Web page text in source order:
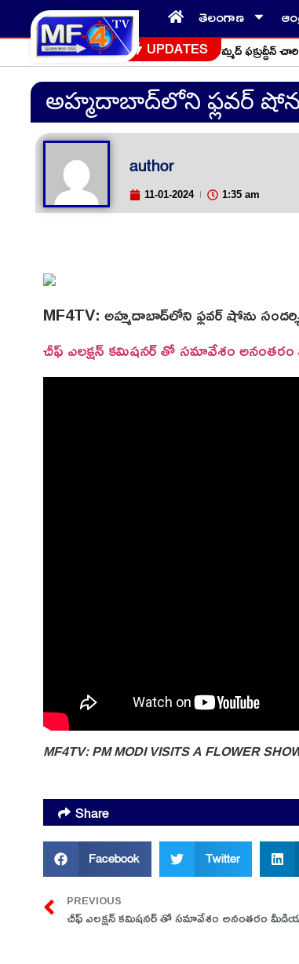
తెలంగాణ
UPDATES
మార్చి 4న చీరల పంపిణీ కార్యక్రమం: మొహమ్మద్ ఫక్రుద్దీన్ చారిటబుల్
అహ్మదాబాద్‌లోని ఫ్లవర్
author
11-01-2024 1:35 am
MF4TV: అహ్మదాబాద్‌లోని ఫ్లవర్ షోను
చీఫ్ ఎలక్షన్ కమిషనర్ తో సమావేశం
MF4TV: PM MODI VISITS A FLOWER
Share
Facebook Twitter
PREVIOUS